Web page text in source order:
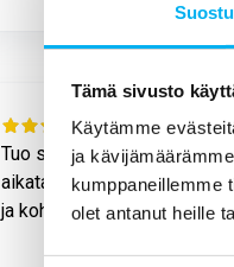
Tämä sivusto
Käytämme
ja
kumppaneillemme
olet antanut heille
1 month ago
Tuo sujui hyvin ja annetussa
aikataulussa. Työntekijä oli
ja kohtelias.